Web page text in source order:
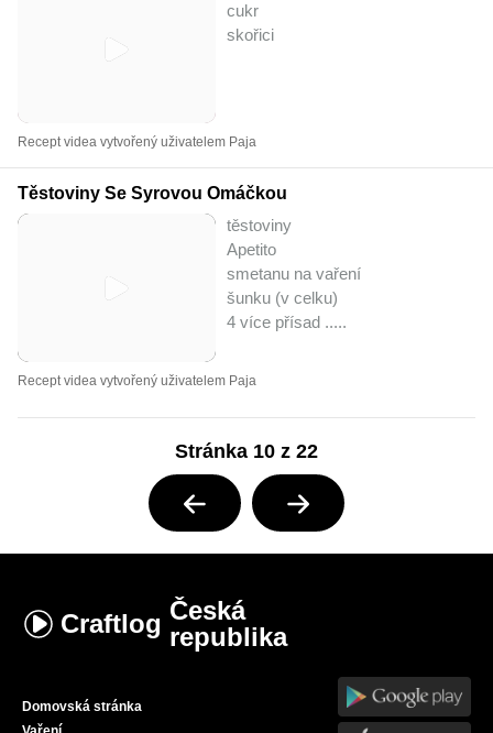
cukr
skořici
Recept videa vytvořený uživatelem Paja
Těstoviny Se Syrovou Omáčkou
těstoviny
Apetito
smetanu na vaření
šunku (v celku)
4 více přísad .....
Recept videa vytvořený uživatelem Paja
Stránka 10 z 22
Craftlog Česká
republika
Domovská stránka